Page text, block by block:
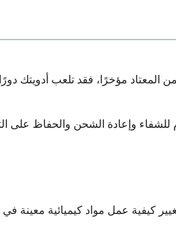
المعتاد مؤخرًا، فقد تلعب أدويتك
وإعادة الشحن والحفاظ على
كيفية عمل مواد كيميائية معينة